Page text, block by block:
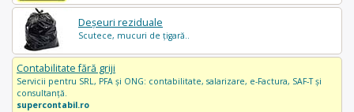
Deșeuri reziduale
Scutece, mucuri de țigară..
Contabilitate fără griji
Servicii pentru SRL, PFA și ONG: contabilitate, salarizare, e-Factura, SAF-T și
consultanță.
supercontabil.ro